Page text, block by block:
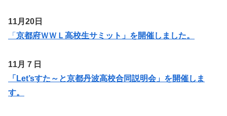
11月20日
「 京都府ＷＷＬ高校生サミット」を開催しました。
11月７日
「Let’sすた～と京都丹波高校合同説明会」を開催しま
す。